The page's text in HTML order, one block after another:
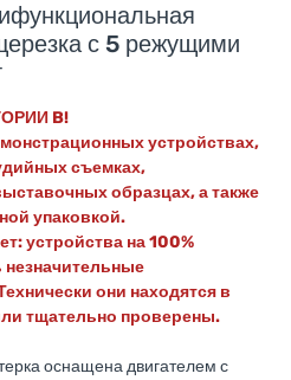
с 5 режущими
B!
устройствах,
съемках,
образцах, а также
упаковкой.
устройства на 100%
незначительные
они находятся в
тщательно проверены.
оснащена двигателем с